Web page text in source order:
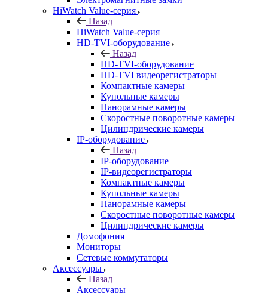
HiWatch Value-серия
Назад
HiWatch Value-серия
HD-TVI-оборудование
Назад
HD-TVI-оборудование
HD-TVI видеорегистраторы
Компактные камеры
Купольные камеры
Панорамные камеры
Скоростные поворотные камеры
Цилиндрические камеры
IP-оборудование
Назад
IP-оборудование
IP-видеорегистраторы
Компактные камеры
Купольные камеры
Панорамные камеры
Скоростные поворотные камеры
Цилиндрические камеры
Домофония
Мониторы
Сетевые коммутаторы
Аксессуары
Назад
Аксессуары